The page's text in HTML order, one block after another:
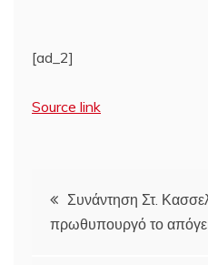
[ad_2]
Source link
Πλοήγηση
άρθρων
Συνάντηση Στ.
πρωθυπουργό το